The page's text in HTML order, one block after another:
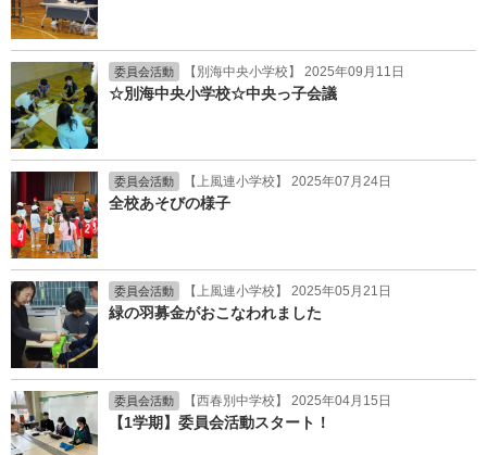
委員会活動 【別海中央小学校】 2025年09月11日
☆別海中央小学校☆中央っ子会議
委員会活動 【上風連小学校】 2025年07月24日
全校あそびの様子
委員会活動 【上風連小学校】 2025年05月21日
緑の羽募金がおこなわれました
委員会活動 【西春別中学校】 2025年04月15日
【1学期】委員会活動スタート！